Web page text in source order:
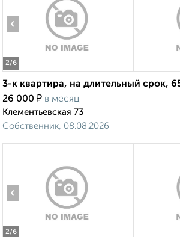
2/6
‹
3-к квартира, на длительный срок,
26 000 ₽ в месяц
Клементьевская 73
Собственник, 08.08.2026
2/6
‹